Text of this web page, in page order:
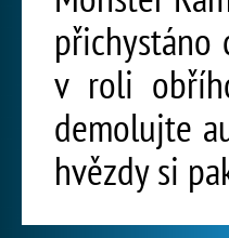
přichystáno
v roli
demolujte
hvězdy si